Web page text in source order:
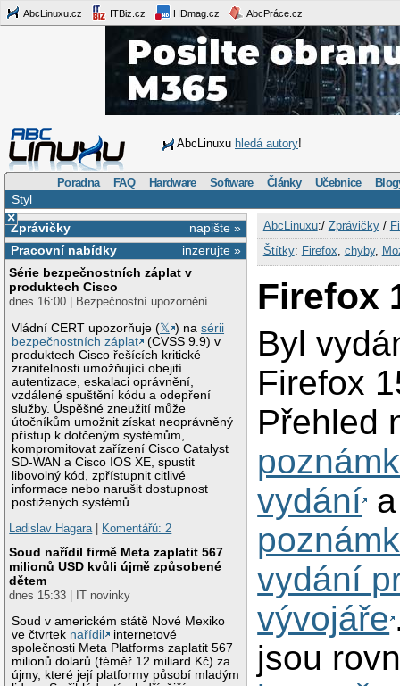
AbcLinuxu.cz ITBiz.cz HDmag.cz AbcPráce.cz
AbcLinuxu hledá autory!
Poradna FAQ Hardware Software Články Učebnice
Styl
×
napište »
Zprávičky
inzerujte »
Pracovní nabídky
Série bezpečnostních záplat v
produktech Cisco
dnes 16:00 | Bezpečnostní upozornění
Vládní CERT upozorňuje (𝕏 ) nasérii
bezpečnostních záplat
(CVSS 9.9) v
produktech Cisco řešících kritické
zranitelnosti umožňující obejití
autentizace, eskalaci oprávnění,
vzdálené spuštění kódu a odepření
služby. Úspěšné zneužití může
útočníkům umožnit získat neoprávněný
přístup k dotčeným systémům,
kompromitovat zařízení Cisco Catalyst
SD-WAN a Cisco IOS XE, spustit
libovolný kód, zpřístupnit citlivé
informace nebo narušit dostupnost
postižených systémů.
Ladislav Hagara| Komentářů: 2
Soud nařídil firmě Meta zaplatit 567
milionů USD kvůli újmě způsobené
dětem
dnes 15:33 | IT novinky
Soud v americkém státě Nové Mexiko
ve čtvrtek nařídil
internetové
společnosti Meta Platforms zaplatit 567
milionů dolarů (téměř 12 miliard Kč) za
újmy, které její platformy působí mladým
AbcLinuxu:/ Zprávičky/
Štítky: Firefox chyby,
Firefox
Byl
Firefox
Přehled
vydání a
vydání
vývojáře
jsou